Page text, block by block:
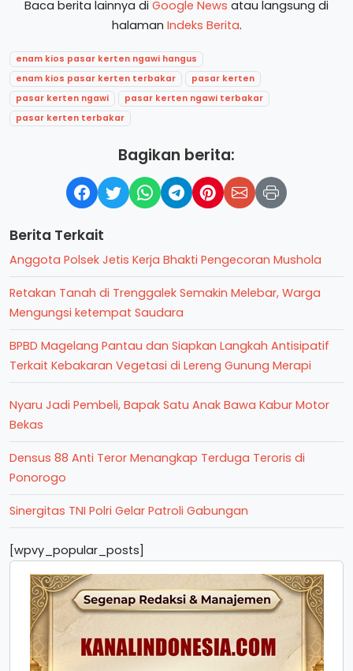
Baca berita lainnya di Google News atau langsung di
halaman Indeks Berita.
enam kios pasar kerten ngawi hangus
enam kios pasar kerten terbakar
pasar kerten
pasar kerten ngawi
pasar kerten ngawi terbakar
pasar kerten terbakar
Bagikan berita:
Berita Terkait
Anggota Polsek Jetis Kerja Bhakti Pengecoran Mushola
Retakan Tanah di Trenggalek Semakin Melebar, Warga
Mengungsi ketempat Saudara
BPBD Magelang Pantau dan Siapkan Langkah Antisipatif
Terkait Kebakaran Vegetasi di Lereng Gunung Merapi
Nyaru Jadi Pembeli, Bapak Satu Anak Bawa Kabur Motor
Bekas
Densus 88 Anti Teror Menangkap Terduga Teroris di
Ponorogo
Sinergitas TNI Polri Gelar Patroli Gabungan
[wpvy_popular_posts]